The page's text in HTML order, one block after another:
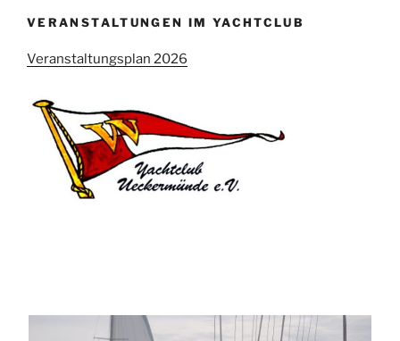
VERANSTALTUNGEN IM YACHTCLUB
Veranstaltungsplan 2026